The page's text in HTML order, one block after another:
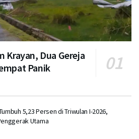
Krayan, Dua Gereja
Panik
5,23 Persen di Triwulan I-2026,
Utama